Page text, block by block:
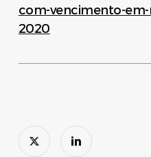
com-vencimento-
2020